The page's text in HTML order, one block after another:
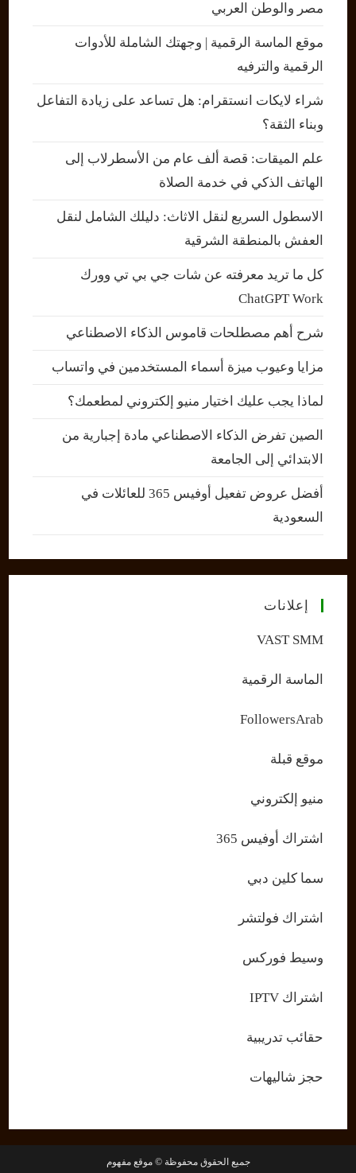
مصر والوطن العربي
موقع الماسة الرقمية | وجهتك الشاملة للأدوات
الرقمية والترفيه
شراء لايكات انستقرام: هل تساعد على زيادة التفاعل
وبناء الثقة؟
علم الميقات: قصة ألف عام من الأسطرلاب إلى
الهاتف الذكي في خدمة الصلاة
الاسطول السريع لنقل الاثاث: دليلك الشامل لنقل
العفش بالمنطقة الشرقية
كل ما تريد معرفته عن شات جي بي تي وورك
ChatGPT Work
شرح أهم مصطلحات قاموس الذكاء الاصطناعي
مزايا وعيوب ميزة أسماء المستخدمين في واتساب
لماذا يجب عليك اختيار منيو إلكتروني لمطعمك؟
الصين تفرض الذكاء الاصطناعي مادة إجبارية من
الابتدائي إلى الجامعة
أفضل عروض تفعيل أوفيس 365 للعائلات في
السعودية
إعلانات
VAST SMM
الماسة الرقمية
FollowersArab
موقع قبلة
منيو إلكتروني
اشتراك أوفيس 365
سما كلين دبي
اشتراك فولتشر
وسيط فوركس
اشتراك IPTV
حقائب تدريبية
حجز شاليهات
جميع الحقوق محفوظة © موقع مفهوم